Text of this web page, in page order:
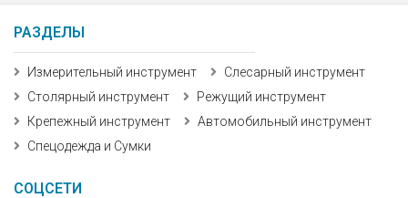
РАЗДЕЛЫ
Измерительный инструмент
Слесарный инструмент
Столярный инструмент
Режущий инструмент
Крепежный инструмент
Автомобильный инструмент
Спецодежда и Сумки
СОЦСЕТИ